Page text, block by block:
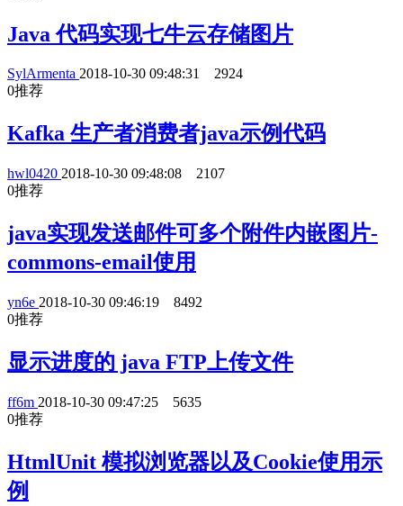
Java 代码实现七牛云存储图片
SylArmenta 2018-10-30 09:48:31
2924
0推荐
Kafka 生产者消费者java示例代码
hwl0420 2018-10-30 09:48:08
2107
0推荐
java实现发送邮件可多个附件内嵌图片-
commons-email使用
yn6e 2018-10-30 09:46:19
8492
0推荐
显示进度的 java FTP上传文件
ff6m 2018-10-30 09:47:25
5635
0推荐
HtmlUnit 模拟浏览器以及Cookie使用示
例